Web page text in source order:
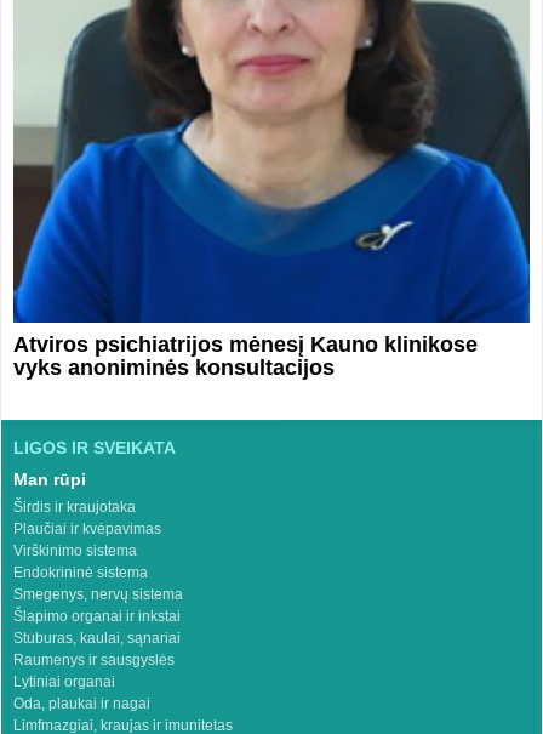
Atviros psichiatrijos mėnesį Kauno klinikose
vyks anoniminės konsultacijos
LIGOS IR SVEIKATA
Man rūpi
Širdis ir kraujotaka
Plaučiai ir kvėpavimas
Virškinimo sistema
Endokrininė sistema
Smegenys, nervų sistema
Šlapimo organai ir inkstai
Stuburas, kaulai, sąnariai
Raumenys ir sausgyslės
Lytiniai organai
Oda, plaukai ir nagai
Limfmazgiai, kraujas ir imunitetas